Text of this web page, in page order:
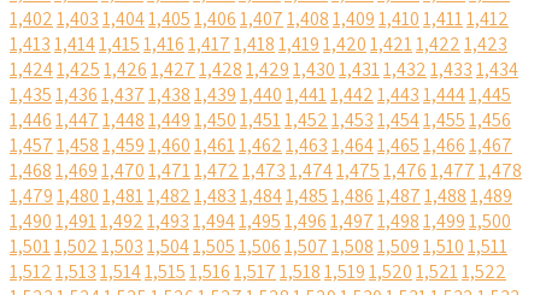
1,4021,4031,4041,4051,4061,4071,4081,4091,4101,4111,412
1,4131,4141,4151,4161,4171,4181,4191,4201,4211,4221,423
1,4241,4251,4261,4271,4281,4291,4301,4311,4321,4331,434
1,4351,4361,4371,4381,4391,4401,4411,4421,4431,4441,445
1,4461,4471,4481,4491,4501,4511,4521,4531,4541,4551,456
1,4571,4581,4591,4601,4611,4621,4631,4641,4651,4661,467
1,4681,4691,4701,4711,4721,4731,4741,4751,4761,4771,478
1,4791,4801,4811,4821,4831,4841,4851,4861,4871,4881,489
1,4901,4911,4921,4931,4941,4951,4961,4971,4981,4991,500
1,5011,5021,5031,5041,5051,5061,5071,5081,5091,5101,511
1,5121,5131,5141,5151,5161,5171,5181,5191,5201,5211,522